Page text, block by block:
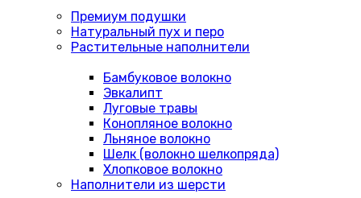
Премиум подушки
Натуральный пух и перо
Растительные наполнители
Бамбуковое волокно
Эвкалипт
Луговые травы
Конопляное волокно
Льняное волокно
Шелк (волокно шелкопряда)
Хлопковое волокно
Наполнители из шерсти